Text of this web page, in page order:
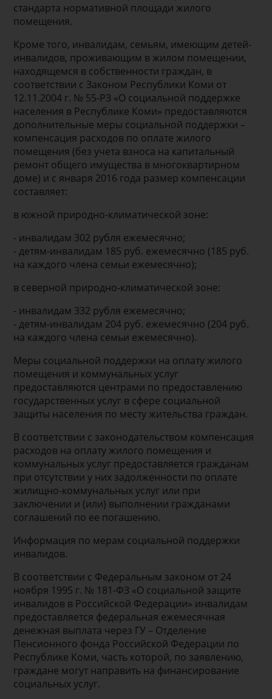
стандарта нормативной площади жилого
помещения.
Кроме того, инвалидам, семьям, имеющим детей-
инвалидов, проживающим в жилом помещении,
находящемся в собственности граждан, в
соответствии с Законом Республики Коми от
12.11.2004 г. № 55-РЗ «О социальной поддержке
населения в Республике Коми» предоставляются
дополнительные меры социальной поддержки –
компенсация расходов по оплате жилого
помещения (без учета взноса на капитальный
ремонт общего имущества в многоквартирном
доме) и с января 2016 года размер компенсации
составляет:
в южной природно-климатической зоне:
- инвалидам 302 рубля ежемесячно;
- детям-инвалидам 185 руб. ежемесячно (185 руб.
на каждого члена семьи ежемесячно);
в северной природно-климатической зоне:
- инвалидам 332 рубля ежемесячно;
- детям-инвалидам 204 руб. ежемесячно (204 руб.
на каждого члена семьи ежемесячно).
Меры социальной поддержки на оплату жилого
помещения и коммунальных услуг
предоставляются центрами по предоставлению
государственных услуг в сфере социальной
защиты населения по месту жительства граждан.
В соответствии с законодательством компенсация
расходов на оплату жилого помещения и
коммунальных услуг предоставляется гражданам
при отсутствии у них задолженности по оплате
жилищно-коммунальных услуг или при
заключении и (или) выполнении гражданами
соглашений по ее погашению.
Информация по мерам социальной поддержки
инвалидов.
В соответствии с Федеральным законом от 24
ноября 1995 г. № 181-ФЗ «О социальной защите
инвалидов в Российской Федерации» инвалидам
предоставляется федеральная ежемесячная
денежная выплата через ГУ – Отделение
Пенсионного фонда Российской Федерации по
Республике Коми, часть которой, по заявлению,
граждане могут направить на финансирование
социальных услуг.